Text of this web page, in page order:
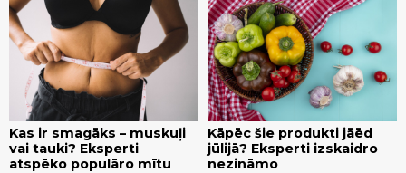
Kas ir smagāks – muskuļi
vai tauki? Eksperti
atspēko populāro mītu
Kāpēc šie produkti jāēd
jūlijā? Eksperti izskaidro
nezināmo